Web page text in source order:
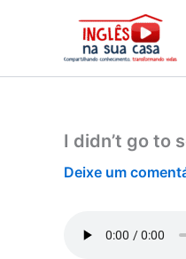
conteúdo
I didn’t go to
Deixe um